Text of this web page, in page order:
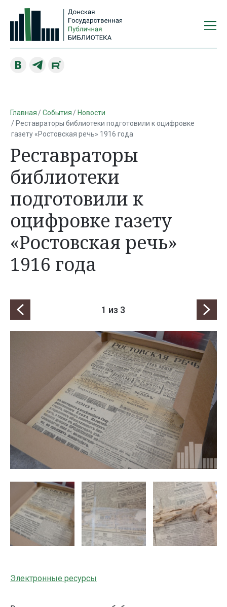
Главная События
Новости
Реставраторы библиотеки подготовили к оцифровке
газету «Ростовская речь» 1916 года
Реставраторы
библиотеки
подготовили к
оцифровке газету
«Ростовская речь»
1916 года
1 из 3
Электронные ресурсы